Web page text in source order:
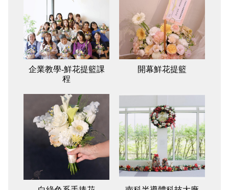
企業教學-鮮花提籃課
程
開幕鮮花提籃